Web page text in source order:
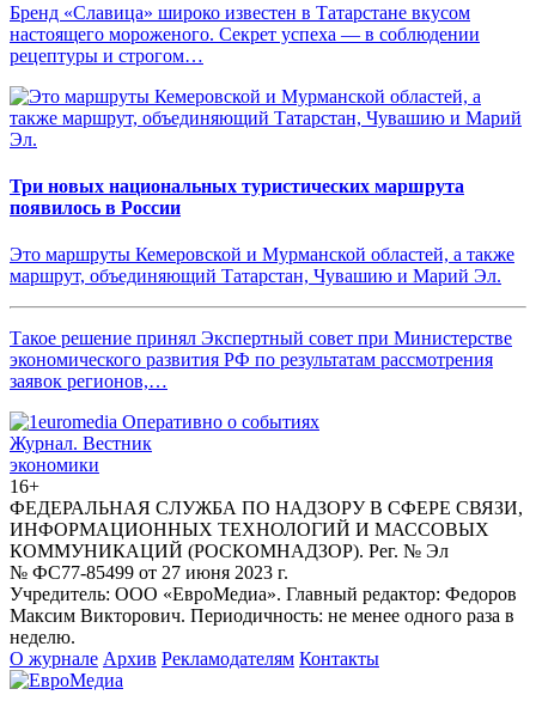
Бренд «Славица» широко известен в Татарстане вкусом
настоящего мороженого. Секрет успеха — в соблюдении
рецептуры и строгом…
Три новых национальных туристических маршрута
появилось в России
Это маршруты Кемеровской и Мурманской областей, а также
маршрут, объединяющий Татарстан, Чувашию и Марий Эл.
Такое решение принял Экспертный совет при Министерстве
экономического развития РФ по результатам рассмотрения
заявок регионов,…
Журнал. Вестник
экономики
16+
ФЕДЕРАЛЬНАЯ СЛУЖБА ПО НАДЗОРУ В СФЕРЕ СВЯЗИ,
ИНФОРМАЦИОННЫХ ТЕХНОЛОГИЙ И МАССОВЫХ
КОММУНИКАЦИЙ (РОСКОМНАДЗОР). Рег. № Эл
№ ФС77-85499 от 27 июня 2023 г.
Учредитель: ООО «ЕвроМедиа». Главный редактор: Федоров
Максим Викторович. Периодичность: не менее одного раза в
неделю.
О журнале Архив Рекламодателям Контакты